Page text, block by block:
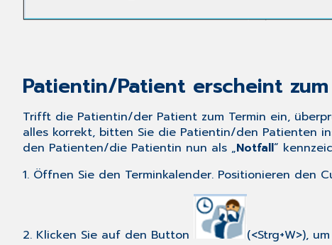
Patientin/Patient erscheint
Trifft die Patientin/der Patient zum Termin ein,
alles korrekt, bitten Sie die Patientin/den Patienten
den Patienten/die Patientin nun als „Notfall“
1. Öffnen Sie den Terminkalender. Positionieren den
2. Klicken Sie auf den Button
(<Strg+W>),